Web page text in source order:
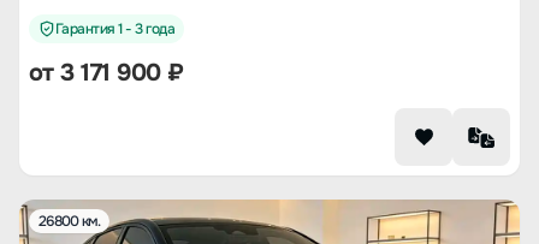
Гарантия 1 - 3 года
от3 171 900₽
26800 км.